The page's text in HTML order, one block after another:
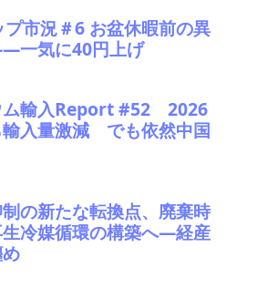
市況＃6 お盆休暇前の異
一気に40円上げ
ム輸入Report #52 2026
輸入量激減 でも依然中国
の新たな転換点、廃棄時
冷媒循環の構築へ―経産